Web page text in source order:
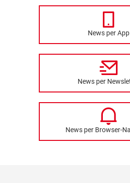
News per App
News per
News per Browser-